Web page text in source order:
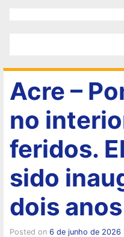
Acre –
no
feridos.
sido
dois anos
Posted on 6 de junho de 2026